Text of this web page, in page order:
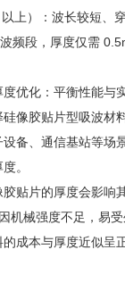
上）
：波长较短、
频段，厚度仅需
优化：平衡性能与
像胶贴片型吸波材
设备、通信基站等
。
胶贴片的厚度会影
机械强度不足，易受
的成本与厚度近似